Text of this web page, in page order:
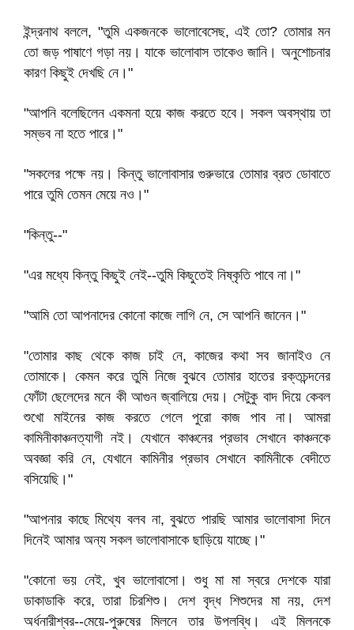
ইন্দ্রনাথ বললে, "তুমি একজনকে ভালোবেসেছ, এই তো? তোমার মন
তো জড় পাষাণে গড়া নয়। যাকে ভালোবাস তাকেও জানি। অনুশোচনার
কারণ কিছুই দেখছি নে।"
"আপনি বলেছিলেন একমনা হয়ে কাজ করতে হবে। সকল অবস্থায় তা
সম্ভব না হতে পারে।"
"সকলের পক্ষে নয়। কিন্তু ভালোবাসার গুরুভারে তোমার ব্রত ডোবাতে
পারে তুমি তেমন মেয়ে নও।"
"কিন্তু--"
"এর মধ্যে কিন্তু কিছুই নেই--তুমি কিছুতেই নিষ্কৃতি পাবে না।"
"আমি তো আপনাদের কোনো কাজে লাগি নে, সে আপনি জানেন।"
"তোমার কাছ থেকে কাজ চাই নে, কাজের কথা সব জানাইও নে
তোমাকে। কেমন করে তুমি নিজে বুঝবে তোমার হাতের রক্তচন্দনের
ফোঁটা ছেলেদের মনে কী আগুন জ্বালিয়ে দেয়। সেটুকু বাদ দিয়ে কেবল
শুখো মাইনের কাজ করতে গেলে পুরো কাজ পাব না। আমরা
কামিনীকাঞ্চনত্যাগী নই। যেখানে কাঞ্চনের প্রভাব সেখানে কাঞ্চনকে
অবজ্ঞা করি নে, যেখানে কামিনীর প্রভাব সেখানে কামিনীকে বেদীতে
বসিয়েছি।"
"আপনার কাছে মিথ্যে বলব না, বুঝতে পারছি আমার ভালোবাসা দিনে
দিনেই আমার অন্য সকল ভালোবাসাকে ছাড়িয়ে যাচ্ছে।"
"কোনো ভয় নেই, খুব ভালোবাসো। শুধু মা মা স্বরে দেশকে যারা
ডাকাডাকি করে, তারা চিরশিশু। দেশ বৃদ্ধ শিশুদের মা নয়, দেশ
অর্ধনারীশ্বর--মেয়ে-পুরুষের মিলনে তার উপলব্ধি। এই মিলনকে